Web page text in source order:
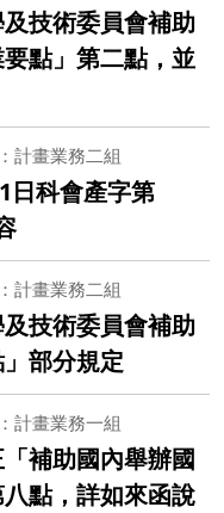
技術委員會補助
點」第二點，並
計畫業務二組
日科會產字第
計畫業務二組
技術委員會補助
部分規定
計畫業務一組
補助國內舉辦國
點，詳如來函說